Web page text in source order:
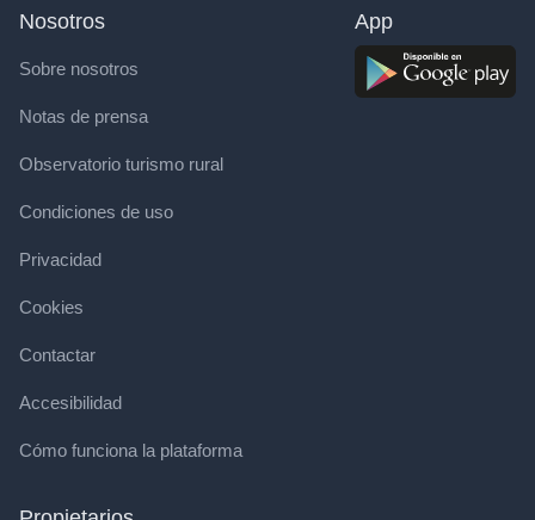
Nosotros
Sobre nosotros
Notas de prensa
Observatorio turismo rural
Condiciones de uso
Privacidad
Cookies
Contactar
Accesibilidad
Cómo funciona la plataforma
App